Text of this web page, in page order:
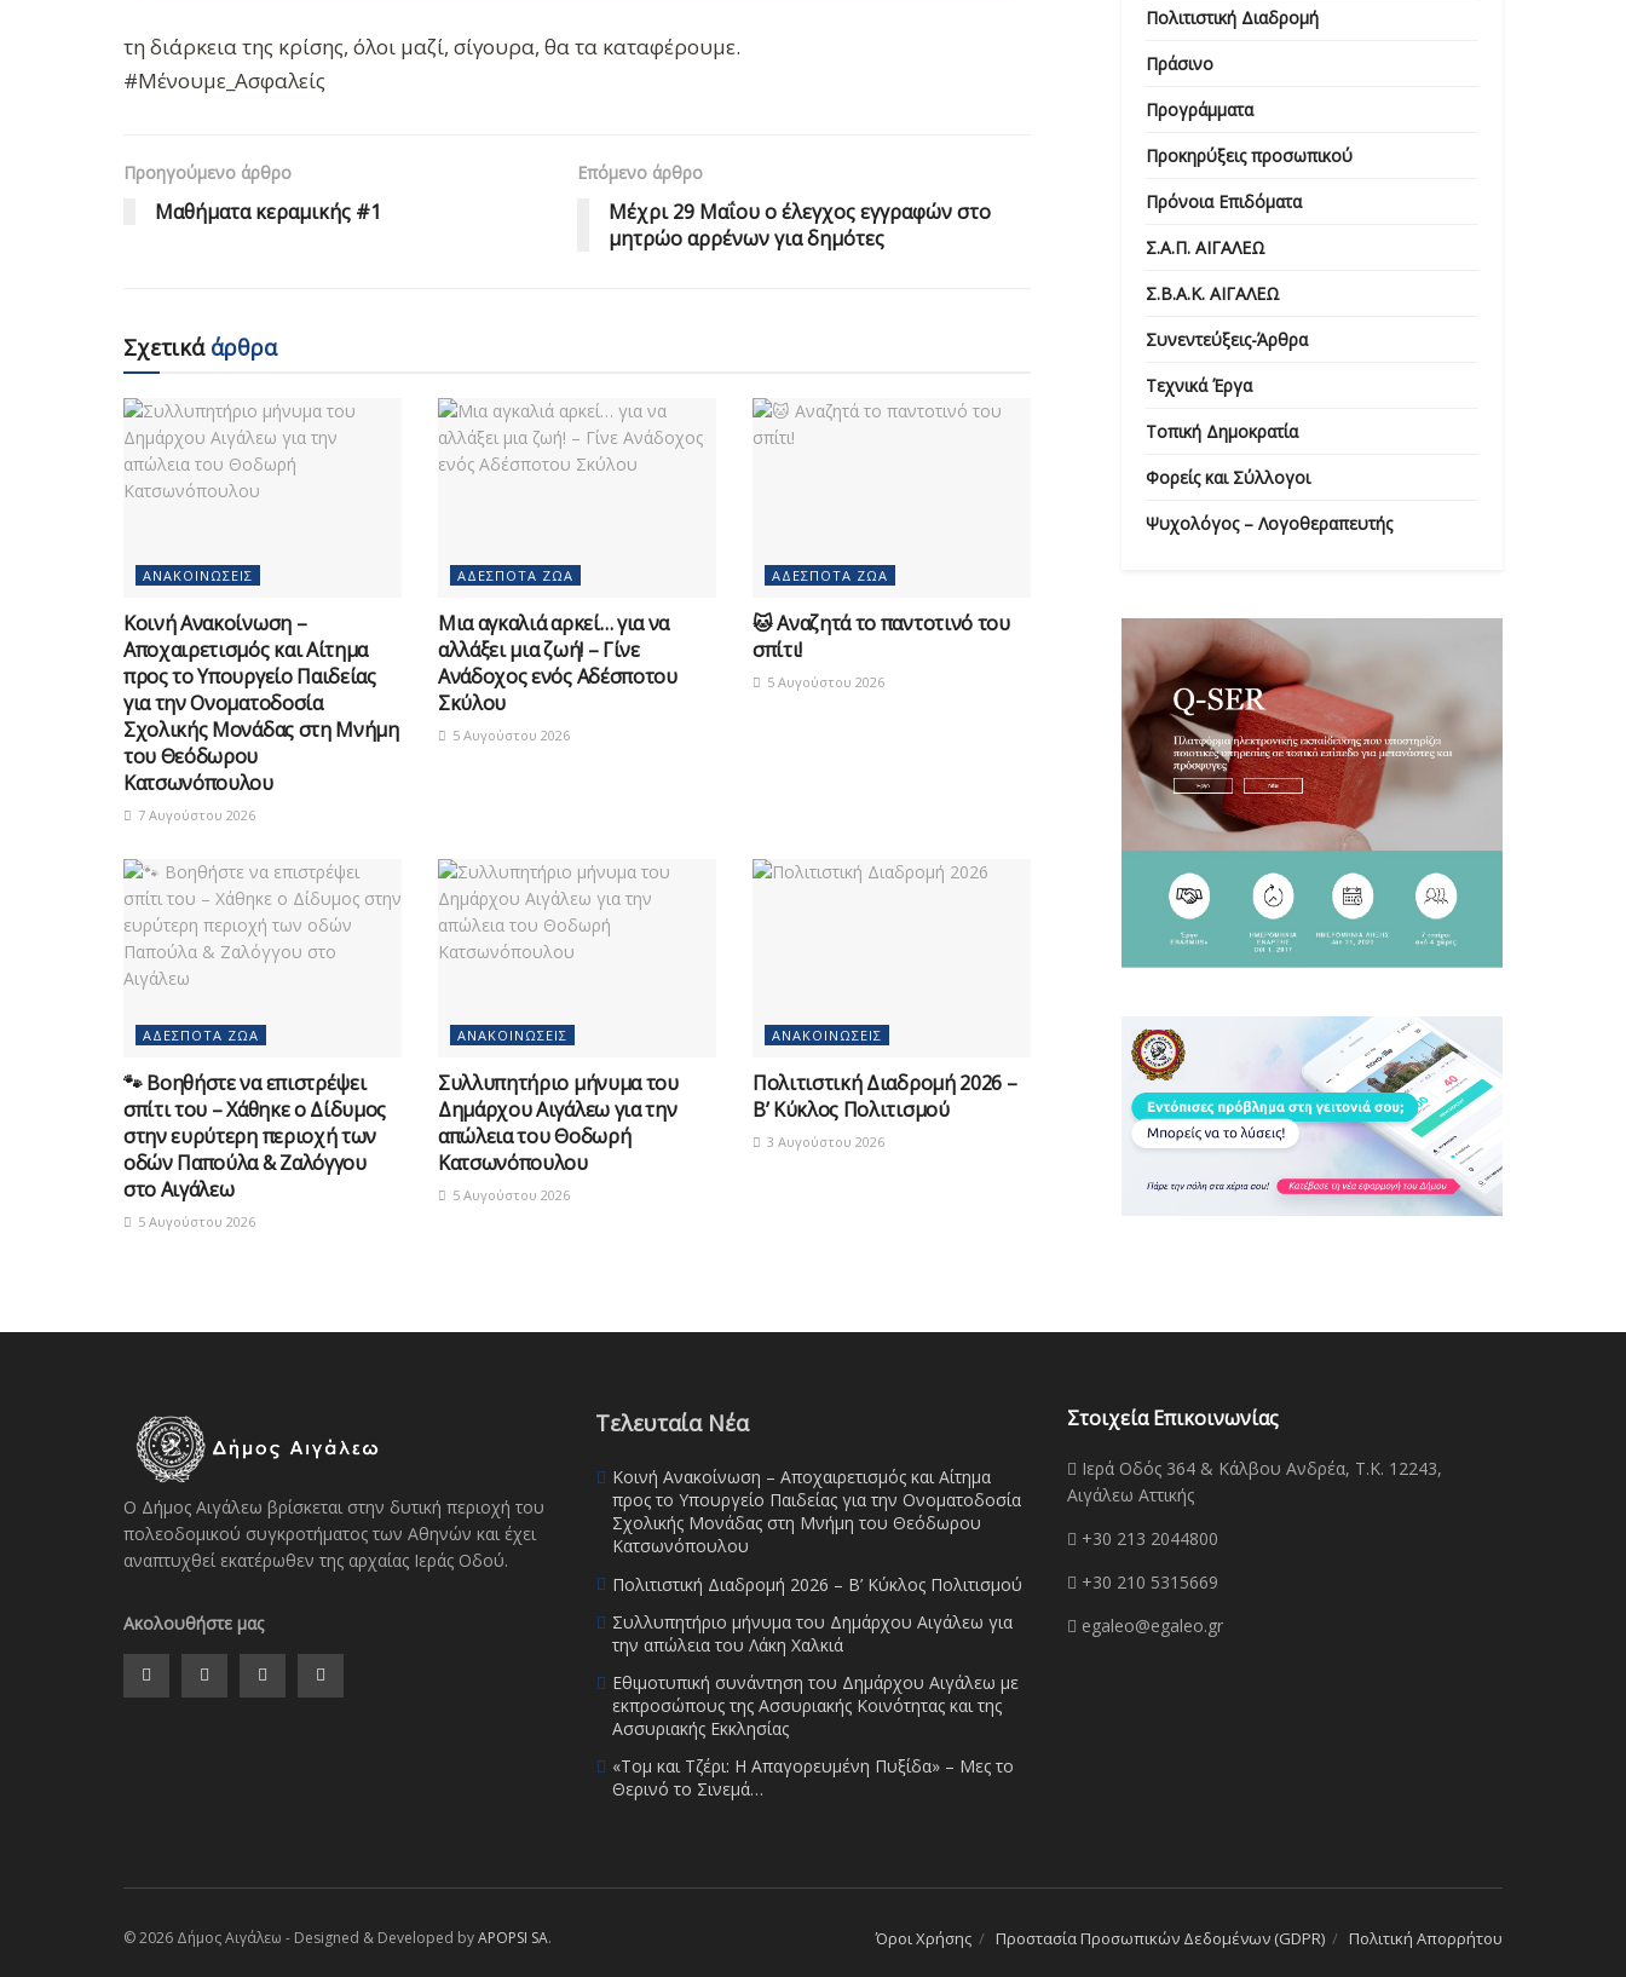
τη διάρκεια της κρίσης, όλοι μαζί, σίγουρα, θα τα καταφέρουμε.
#Μένουμε_Ασφαλείς
Προηγούμενο άρθρο
Μαθήματα κεραμικής #1
Επόμενο άρθρο
Μέχρι 29 Μαΐου ο έλεγχος εγγραφών στο
μητρώο αρρένων για δημότες
Σχετικάάρθρα
ΑΝΑΚΟΙΝΏΣΕΙΣ
Κοινή Ανακοίνωση –
Αποχαιρετισμός και Αίτημα
προς το Υπουργείο Παιδείας
για την Ονοματοδοσία
Σχολικής Μονάδας στη Μνήμη
του Θεόδωρου
Κατσωνόπουλου
7 Αυγούστου 2026
ΑΔΈΣΠΟΤΑ ΖΏΑ
Μια αγκαλιά αρκεί… για να
αλλάξει μια ζωή! – Γίνε
Ανάδοχος ενός Αδέσποτου
Σκύλου
5 Αυγούστου 2026
ΑΔΈΣΠΟΤΑ ΖΏΑ
🐱 Αναζητά το παντοτινό του
σπίτι!
5 Αυγούστου 2026
ΑΔΈΣΠΟΤΑ ΖΏΑ
🐾 Βοηθήστε να επιστρέψει
σπίτι του – Χάθηκε ο Δίδυμος
στην ευρύτερη περιοχή των
οδών Παπούλα & Ζαλόγγου
στο Αιγάλεω
5 Αυγούστου 2026
ΑΝΑΚΟΙΝΏΣΕΙΣ
Συλλυπητήριο μήνυμα του
Δημάρχου Αιγάλεω για την
απώλεια του Θοδωρή
Κατσωνόπουλου
5 Αυγούστου 2026
ΑΝΑΚΟΙΝΏΣΕΙΣ
Πολιτιστική Διαδρομή 2026 –
Β’ Κύκλος Πολιτισμού
3 Αυγούστου 2026
Πολιτιστική Διαδρομή
Πράσινο
Προγράμματα
Προκηρύξεις προσωπικού
Πρόνοια Επιδόματα
Σ.Α.Π. ΑΙΓΑΛΕΩ
Σ.Β.Α.Κ. ΑΙΓΑΛΕΩ
Συνεντεύξεις-Άρθρα
Τεχνικά Έργα
Τοπική Δημοκρατία
Φορείς και Σύλλογοι
Ψυχολόγος – Λογοθεραπευτής
Ο Δήμος Αιγάλεω βρίσκεται στην δυτική περιοχή του
πολεοδομικού συγκροτήματος των Αθηνών και έχει
αναπτυχθεί εκατέρωθεν της αρχαίας Ιεράς Οδού.
Ακολουθήστε μας
Τελευταία Νέα
Κοινή Ανακοίνωση – Αποχαιρετισμός και Αίτημα
προς το Υπουργείο Παιδείας για την Ονοματοδοσία
Σχολικής Μονάδας στη Μνήμη του Θεόδωρου
Κατσωνόπουλου
Πολιτιστική Διαδρομή 2026 – Β’ Κύκλος Πολιτισμού
Συλλυπητήριο μήνυμα του Δημάρχου Αιγάλεω για
την απώλεια του Λάκη Χαλκιά
Εθιμοτυπική συνάντηση του Δημάρχου Αιγάλεω με
εκπροσώπους της Ασσυριακής Κοινότητας και της
Ασσυριακής Εκκλησίας
«Τομ και Τζέρι: Η Απαγορευμένη Πυξίδα» – Μες το
Θερινό το Σινεμά…
Στοιχεία Επικοινωνίας
Ιερά Οδός 364 & Κάλβου Ανδρέα, Τ.Κ. 12243,
Αιγάλεω Αττικής
+30 213 2044800
+30 210 5315669
egaleo@egaleo.gr
Όροι Χρήσης Προστασία Προσωπικών Δεδομένων (GDPR) Πολιτική Απορρήτου
© 2026 Δήμος Αιγάλεω - Designed & Developed byAPOPSI SA.